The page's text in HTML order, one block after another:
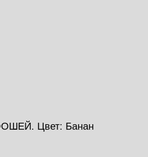
Цвет: Банан